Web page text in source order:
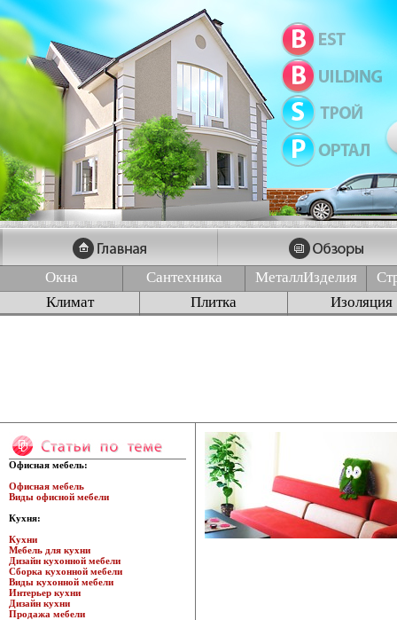
Окна Сантехника МеталлИзделия
Климат
Плитка Изоляция
Офисная мебель:
Офисная мебель
Виды офисной мебели
Кухня:
Кухни
Мебель для кухни
Дизайн кухонной мебели
Сборка кухонной мебели
Виды кухонной мебели
Интерьер кухни
Дизайн кухни
Продажа мебели